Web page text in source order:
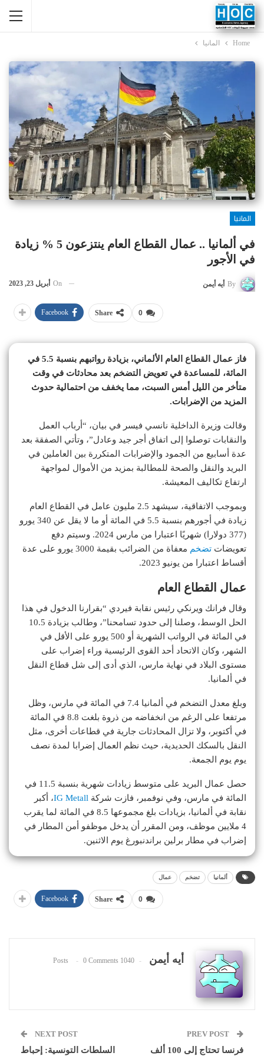
Home المانيا
المانيا
في ألمانيا .. عمال القطاع العام ينتزعون 5 % زيادة
في الأجور
By أيه أيمن On أبريل 23, 2023
0
Share
Facebook
فاز عمال القطاع العام الألماني، بزيادة رواتبهم بنسبة 5.5 في
المائة، للمساعدة في تعويض التضخم بعد محادثات في وقت
متأخر من الليل أمس السبت، مما يخفف من احتمالية حدوث
المزيد من الإضرابات.
وقالت وزيرة الداخلية نانسي فيسر في بيان، “أرباب العمل
والنقابات توصلوا إلى اتفاق أجر جيد وعادل”، وتأتي الصفقة بعد
عدة أسابيع من الجمود والإضرابات المتكررة بين العاملين في
البريد والنقل والصحة للمطالبة بمزيد من الأموال لمواجهة
ارتفاع تكاليف المعيشة.
وبموجب الاتفاقية، سيشهد 2.5 مليون عامل في القطاع العام
زيادة في أجورهم بنسبة 5.5 في المائة أو ما لا يقل عن 340 يورو
(377 دولارا) شهريًا اعتبارا من مارس 2024. وسيتم دفع
تعويضات تضخم
معفاة من الضرائب بقيمة 3000 يورو على عدة
أقساط اعتبارا من يونيو 2023.
عمال القطاع العام
وقال فرانك ويرنكي رئيس نقابة فيردي “بقرارنا الدخول في هذا
الحل الوسط، وصلنا إلى حدود تسامحنا”، وطالب بزيادة 10.5
في المائة في الرواتب الشهرية أو 500 يورو على الأقل في
الشهر، وكان الاتحاد أحد القوى الرئيسية وراء إضراب على
مستوى البلاد في نهاية مارس، الذي أدى إلى شل قطاع النقل
في ألمانيا.
وبلغ معدل التضخم في ألمانيا 7.4 في المائة في مارس، وظل
مرتفعا على الرغم من انخفاضه من ذروة بلغت 8.8 في المائة
في أكتوبر، ولا تزال المحادثات جارية في قطاعات أخرى، مثل
النقل بالسكك الحديدية، حيث نظم العمال إضرابا لمدة نصف
يوم يوم الجمعة.
حصل عمال البريد على متوسط ​​زيادات شهرية بنسبة 11.5 في
المائة في مارس، وفي نوفمبر، فازت شركة IG Metall، أكبر
نقابة في ألمانيا، بزيادات بلغ مجموعها 8.5 في المائة لما يقرب
4 ملايين موظف، ومن المقرر أن يدخل موظفو أمن المطار في
إضراب في مطار برلين براندنبورغ يوم الاثنين.
ألمانيا تضخم عمال
0
Share
Facebook
أيه أيمن 1040 Posts
0 Comments
فرنسا تحتاج إلى 100 ألف
NEXT POST
السلطات التونسية: إحباط